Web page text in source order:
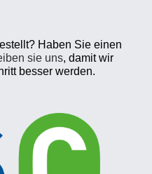
Haben Sie einen
sie uns, damit wir
besser werden.